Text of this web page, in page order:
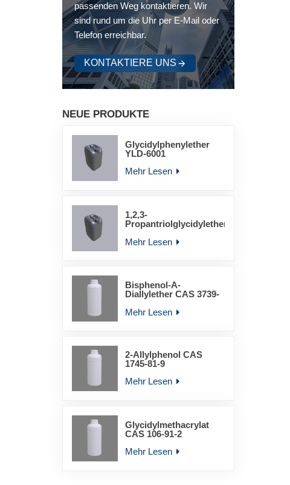
passenden Weg kontaktieren. Wir
sind rund um die Uhr per E-Mail oder
Telefon erreichbar.
KONTAKTIERE UNS
NEUE PRODUKTE
Glycidylphenylether
YLD-6001
Mehr Lesen
1,2,3-
Propantriolglycidylether
Mehr Lesen
Bisphenol-A-
Diallylether CAS 3739-
Mehr Lesen
2-Allylphenol CAS
1745-81-9
Mehr Lesen
Glycidylmethacrylat
CAS 106-91-2
Mehr Lesen